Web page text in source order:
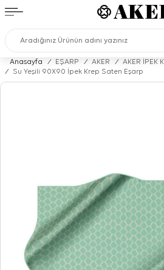
Anasayfa / EŞARP / AKER /
AKER İPEK
/
Su Yeşili 90X90 İpek Krep Saten Eşarp